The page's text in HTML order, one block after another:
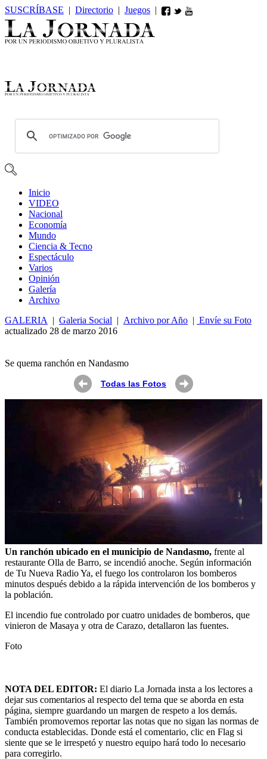
SUSCRÍBASE | Directorio | Juegos |
Inicio
VIDEO
Nacional
Economía
Mundo
Ciencia & Tecno
Espectáculo
Varios
Opinión
Galería
Archivo
GALERIA
| Galeria Social | Archivo por Año | Envíe su Foto
actualizado 28 de marzo 2016
Se quema ranchón en Nandasmo
Todas las Fotos
Un ranchón ubicado en el municipio de Nandasmo, frente al
restaurante Olla de Barro, se incendió anoche. Según información
de Tu Nueva Radio Ya, el fuego los controlaron los bomberos
minutos después debido a la rápida intervención de los bomberos y
la población.
El incendio fue controlado por cuatro unidades de bomberos, que
vinieron de Masaya y otra de Carazo, detallaron las fuentes.
Foto
NOTA DEL EDITOR: El diario La Jornada insta a los lectores a
dejar sus comentarios al respecto del tema que se aborda en esta
página, siempre guardando un margen de respeto a los demás.
También promovemos reportar las notas que no sigan las normas de
conducta establecidas. Donde está el comentario, clic en Flag si
siente que se le irrespetó y nuestro equipo hará todo lo necesario
para corregirlo.